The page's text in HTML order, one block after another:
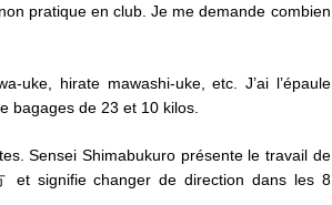
pratique en club. Je me demande combien
uke, hirate mawashi-uke, etc. J’ai l’épaule
bagages de 23 et 10 kilos.
Sensei Shimabukuro présente le travail de
et signifie changer de direction dans les 8